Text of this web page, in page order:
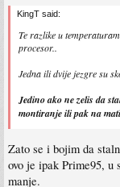
KingT said:
Te razlike u
procesor..
Jedna ili dvije jezgre su
Jedino ako ne zelis da
montiranje ili pak na
Zato se i bojim da
ovo je ipak Prime95, u
manje.